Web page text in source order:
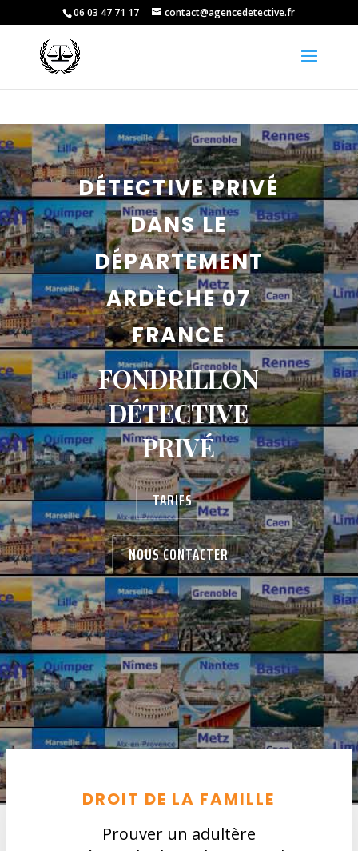
06 03 47 71 17 contact@agencedetective.fr
DÉTECTIVE PRIVÉ
DANS LE
DÉPARTEMENT
ARDÈCHE 07
FRANCE
FONDRILLON
DÉTECTIVE
PRIVÉ
TARIFS
NOUS CONTACTER
DROIT DE LA FAMILLE
Prouver un adultère